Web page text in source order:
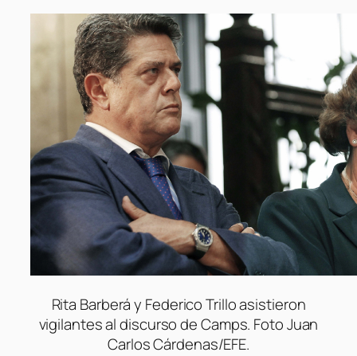
Rita Barberá y Federico Trillo asistieron
vigilantes al discurso de Camps. Foto Juan
Carlos Cárdenas/EFE.